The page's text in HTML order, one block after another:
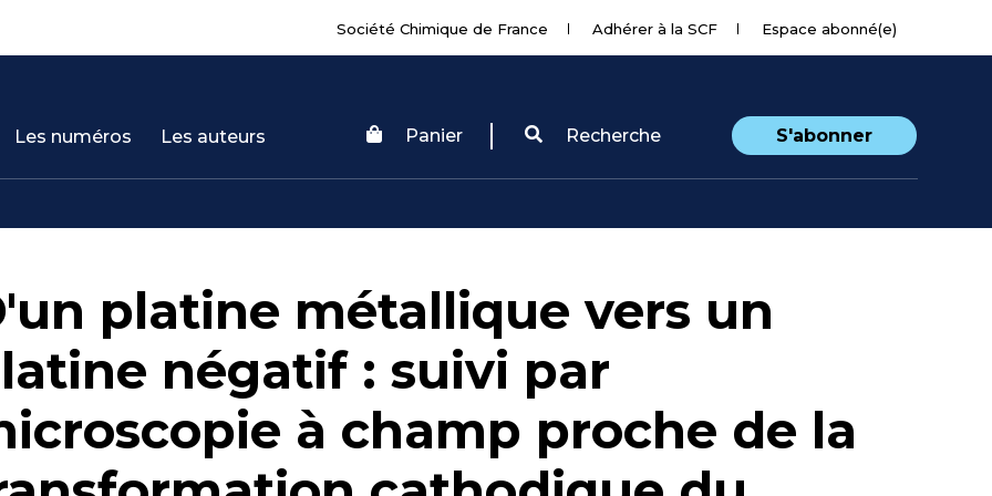
Société Chimique de France Adhérer à la SCF Espace abonné(e)
Les numéros Les auteurs Panier Recherche S'abonner
platine métallique vers un
négatif : suivi par
à champ proche de la